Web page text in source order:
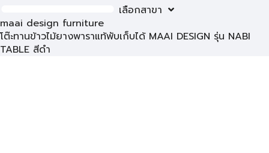
เลือกสาขา
maai design furniture
โต๊ะทานข้าวไม้ยางพาราแท้พับเก็บได้ MAAI DESIGN รุ่น NABI
TABLE สีดำ